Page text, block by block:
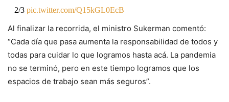
2/3 pic.twitter.com/Q15kGL0EcB
— Ministerio de Trabajo, Empleo y Seguridad Social
(@SantaFeTrabajo)May 18, 2020
Al finalizar la recorrida, el ministro Sukerman comentó:
“Cada día que pasa aumenta la responsabilidad de todos y
todas para cuidar lo que logramos hasta acá. La pandemia
no se terminó, pero en este tiempo logramos que los
espacios de trabajo sean más seguros”.